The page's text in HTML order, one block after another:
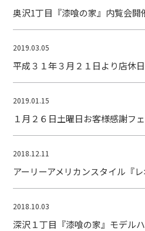
奥沢1丁目『漆喰の家』内覧会開
2019.03.05
2019.01.15
2018.12.11
2018.10.03